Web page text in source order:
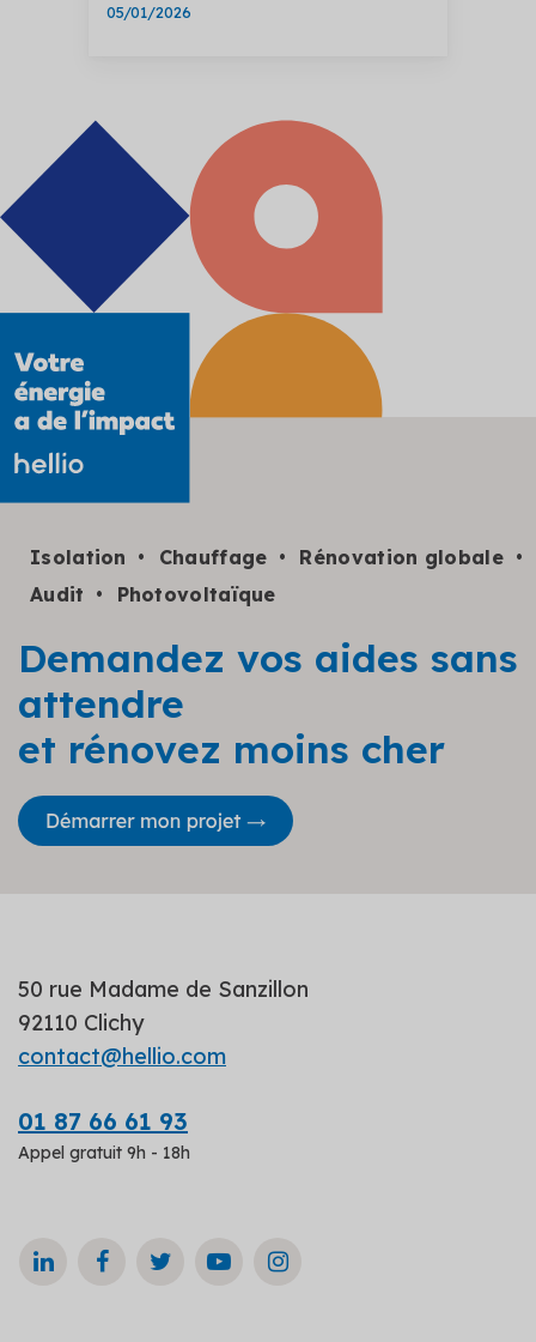
05/01/2026
Isolation Chauffage
Rénovation globale
Audit
Photovoltaïque
Demandez vos aides sans
attendre
et rénovez moins cher
50 rue Madame de Sanzillon
92110 Clichy
contact@hellio.com
01 87 66 61 93
Appel gratuit 9h - 18h